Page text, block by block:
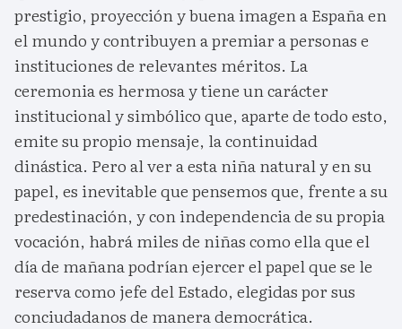
prestigio, proyección y buena imagen a España en
el mundo y contribuyen a premiar a personas e
instituciones de relevantes méritos. La
ceremonia es hermosa y tiene un carácter
institucional y simbólico que, aparte de todo esto,
emite su propio mensaje, la continuidad
dinástica. Pero al ver a esta niña natural y en su
papel, es inevitable que pensemos que, frente a su
predestinación, y con independencia de su propia
vocación, habrá miles de niñas como ella que el
día de mañana podrían ejercer el papel que se le
reserva como jefe del Estado, elegidas por sus
conciudadanos de manera democrática.